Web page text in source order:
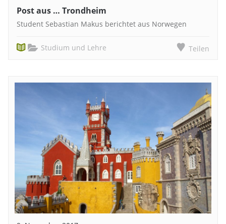
Post aus … Trondheim
Student Sebastian Makus berichtet aus Norwegen
Studium und Lehre Teilen